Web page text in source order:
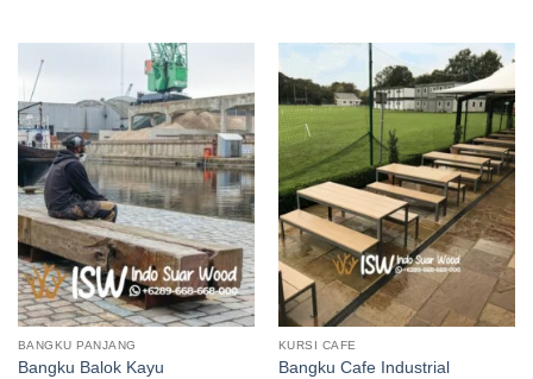
of
BANGKU PANJANG
Bangku Balok Kayu
KURSI CAFE
Bangku Cafe Industrial